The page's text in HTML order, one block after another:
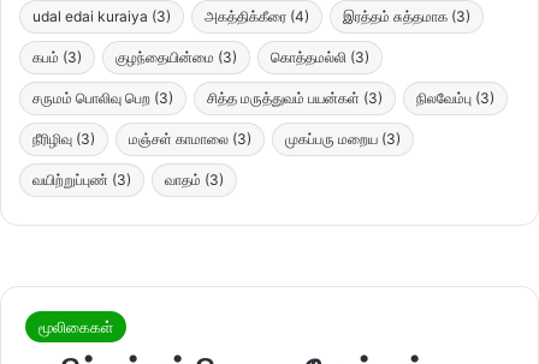
udal edai kuraiya (3) அகத்திக்கீரை (4) இரத்தம் சுத்தமாக (3)
கபம் (3) குழந்தையின்மை (3) கொத்தமல்லி (3)
சருமம் பொலிவு பெற (3) சித்த மருத்துவம் பயன்கள் (3) நிலவேம்பு (3)
நீரிழிவு (3) மஞ்சள் காமாலை (3) முகப்பரு மறைய (3)
வயிற்றுப்புண் (3) வாதம் (3)